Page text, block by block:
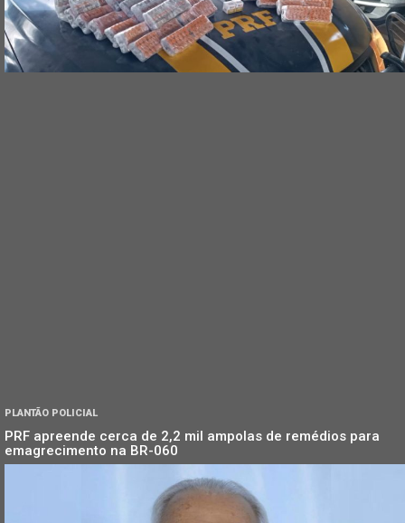
PLANTÃO POLICIAL
PRF apreende cerca de 2,2 mil ampolas de remédios para
emagrecimento na BR-060